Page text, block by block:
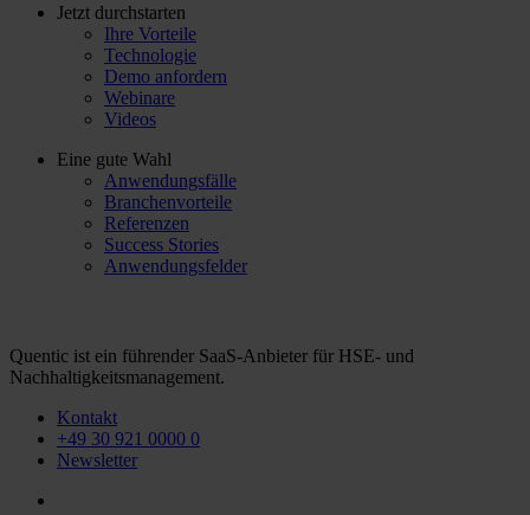
Jetzt durchstarten
Ihre Vorteile
Technologie
Demo anfordern
Webinare
Videos
Eine gute Wahl
Anwendungsfälle
Branchenvorteile
Referenzen
Success Stories
Anwendungsfelder
Quentic ist ein führender SaaS-Anbieter für HSE- und
Nachhaltigkeitsmanagement.
Kontakt
+49 30 921 0000 0
Newsletter